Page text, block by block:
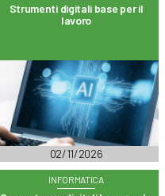
Strumenti digitali base per il
lavoro
02/11/2026
INFORMATICA